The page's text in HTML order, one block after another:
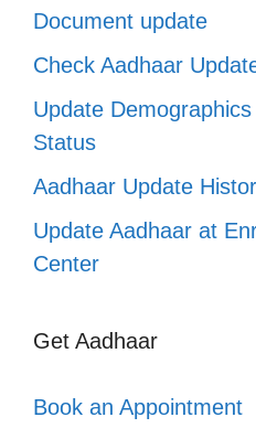
Document update
Check Aadhaar
Update
Status
Aadhaar Update
Update Aadhaar at
Center
Get Aadhaar
Book an Appointment